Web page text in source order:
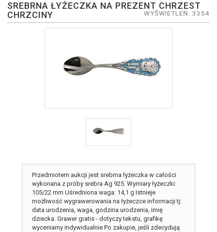
SREBRNA ŁYŻECZKA NA PREZENT CHRZEST
CHRZCINY
WYŚWIETLEŃ: 3354
Przedmiotem aukcji jest srebrna łyżeczka w całości
wykonana z próby srebra Ag 925. Wymiary łyżeczki:
105/22 mm Uśredniona waga: 14,1 g Istnieje
możliwość wygrawerowania na łyżeczce informacji tj:
data urodzenia, waga, godzina urodzenia, imię
dziecka. Grawer gratis - dotyczy tekstu, grafikę
wyceniamy indywidualnie Po zakupie, jeśli zdecydują